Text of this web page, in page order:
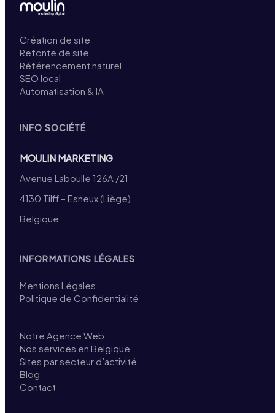
Création de site
Refonte de site
Référencement naturel
SEO local
Automatisation & IA
INFO SOCIÉTÉ
MOULIN MARKETING
Avenue Laboulle 126A /21
4130 Tilff – Esneux (Liège)
Belgique
INFORMATIONS LÉGALES
Mentions Légales
Politique de Confidentialité
Notre Agence Web
Nos services en Belgique
Sites par secteur d’activité
Blog
Contact